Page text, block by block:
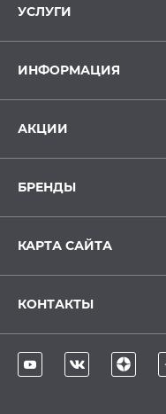
УСЛУГИ
ИНФОРМАЦИЯ
АКЦИИ
БРЕНДЫ
КАРТА САЙТА
КОНТАКТЫ